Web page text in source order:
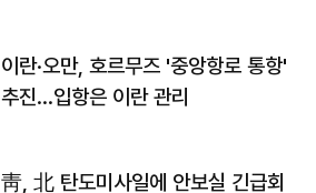
이란·오만, 호르무즈 '중앙항로 통항'
추진…입항은 이란 관리
靑, 北 탄도미사일에 안보실 긴급회